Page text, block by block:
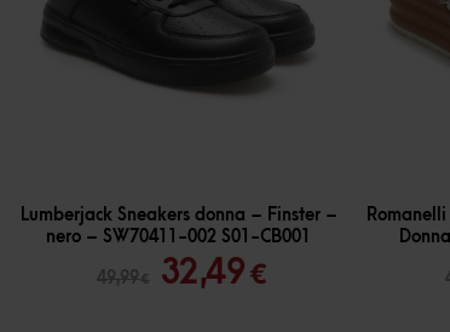
- %
Lumberjack Sneakers donna – Finster –
nero – SW70411-002 S01-CB001
49,99€
Il
32,49€Il
-